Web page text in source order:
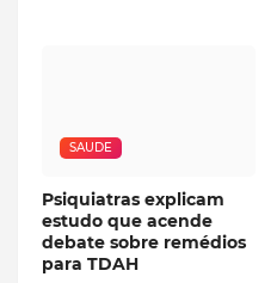
SAUDE
Psiquiatras explicam
estudo que acende
debate sobre remédios
para TDAH